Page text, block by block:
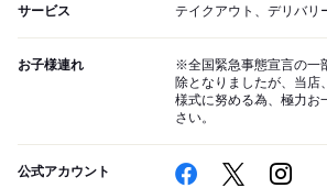
サービス テイクアウト、デリバリ
お子様連れ
※全国緊急事態宣言の一
除となりましたが、当店
様式に努める為、極力お
さい。
公式アカウント